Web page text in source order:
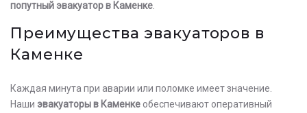
попутный эвакуатор в Каменке
Преимущества эвакуаторов в
Каменке
Каждая минута при аварии или поломке имеет значение.
Наши эвакуаторы в Каменке обеспечивают оперативный